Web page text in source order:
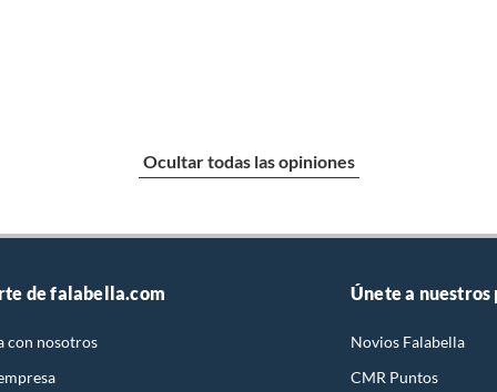
alcance de 15 metros,
Ocultar todas las opiniones
de falabella.com
con nosotros
Únete a nuestros
Novios Falabella
CMR Puntos